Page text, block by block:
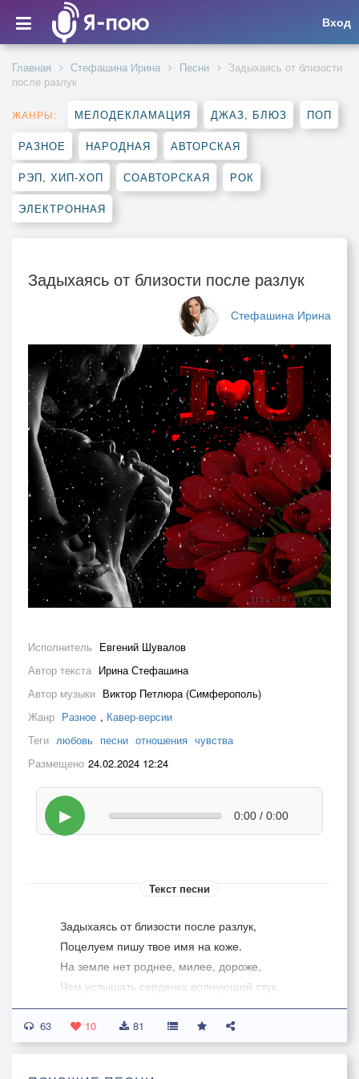
Вход
Главная Стефашина Ирина Песни
Задыхаясь от близости
после разлук
ЖАНРЫ: МЕЛОДЕКЛАМАЦИЯ ДЖАЗ, БЛЮЗ ПОП
РАЗНОЕ НАРОДНАЯ АВТОРСКАЯ
РЭП, ХИП-ХОП СОАВТОРСКАЯ РОК
ЭЛЕКТРОННАЯ
Задыхаясь от близости после разлук
Стефашина Ирина
Исполнитель Евгений Шувалов
Автор текста Ирина Стефашина
Автор музыки Виктор Петлюра (Симферополь)
Жанр Разное , Кавер-версии
Теги любовь песни отношения чувства
Размещено 24.02.2024 12:24
▶ 0:00 / 0:00
Текст песни
Задыхаясь от близости после разлук,
Поцелуем пишу твое имя на коже.
На земле нет роднее, милее, дороже,
Чем услышать сердечка волнующий стук.
Всю укрою тебя своей нежною лаской
И, припав на колено, объятья сомкну.
63 10 81